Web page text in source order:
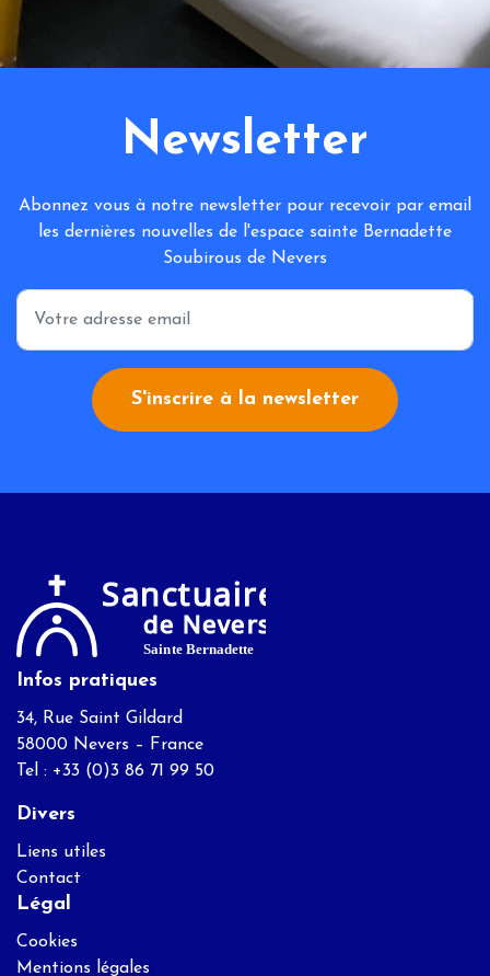
Newsletter
Abonnez vous à notre newsletter pour recevoir par email
les dernières nouvelles de l'espace sainte Bernadette
Soubirous de Nevers
*
S'inscrire à la newsletter
Infos pratiques
34, Rue Saint Gildard
58000 Nevers – France
Tel : +33 (0)3 86 71 99 50
Divers
Liens utiles
Contact
Légal
Cookies
Mentions légales